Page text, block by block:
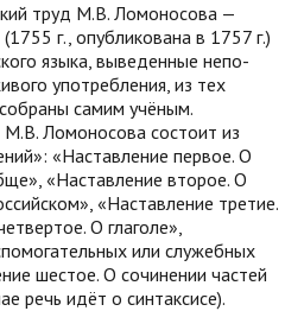
труд М.В. Ломоносова —
г., опубликована в 1757 г.)
языка, выведенные непо­
употребления, из тех
самим учёным.
М.В. Ломоносова состоит из
«Наставление первое. О
«Наставление второе. О
«Наставление третие.
О глаголе»,
или служебных
шестое. О сочинении частей
речь идёт о синтаксисе).